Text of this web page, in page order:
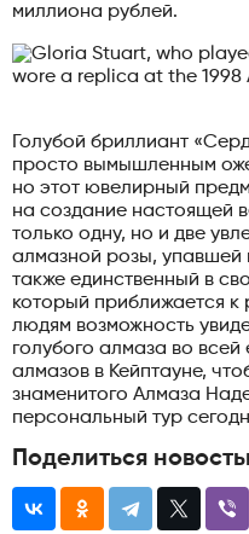
миллиона рублей.
Голубой бриллиант
просто вымышленным
но этот ювелирный
на создание настоящей
только одну, но и две
алмазной розы, упавшей
также единственный в
который приближается
людям возможность
голубого алмаза во
алмазов в Кейптауне,
знаменитого Алмаза
персональный тур
Поделиться